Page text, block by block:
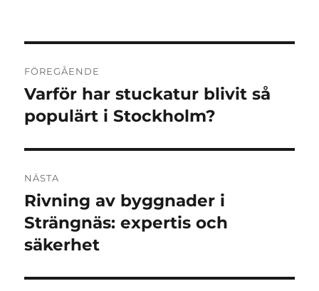
FÖREGÅENDE
Föregående
inlägg:
Varför har stuckatur blivit så
populärt i Stockholm?
NÄSTA
Nästa
inlägg:
Rivning av byggnader i
Strängnäs: expertis och
säkerhet